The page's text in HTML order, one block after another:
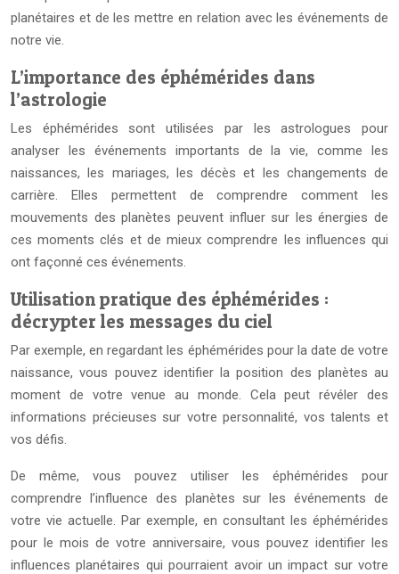
planétaires et de les mettre en relation avec les événements de
notre vie.
L’importance des éphémérides dans
l’astrologie
Les éphémérides sont utilisées par les astrologues pour
analyser les événements importants de la vie, comme les
naissances, les mariages, les décès et les changements de
carrière. Elles permettent de comprendre comment les
mouvements des planètes peuvent influer sur les énergies de
ces moments clés et de mieux comprendre les influences qui
ont façonné ces événements.
Utilisation pratique des éphémérides :
décrypter les messages du ciel
Par exemple, en regardant les éphémérides pour la date de votre
naissance, vous pouvez identifier la position des planètes au
moment de votre venue au monde. Cela peut révéler des
informations précieuses sur votre personnalité, vos talents et
vos défis.
De même, vous pouvez utiliser les éphémérides pour
comprendre l’influence des planètes sur les événements de
votre vie actuelle. Par exemple, en consultant les éphémérides
pour le mois de votre anniversaire, vous pouvez identifier les
influences planétaires qui pourraient avoir un impact sur votre